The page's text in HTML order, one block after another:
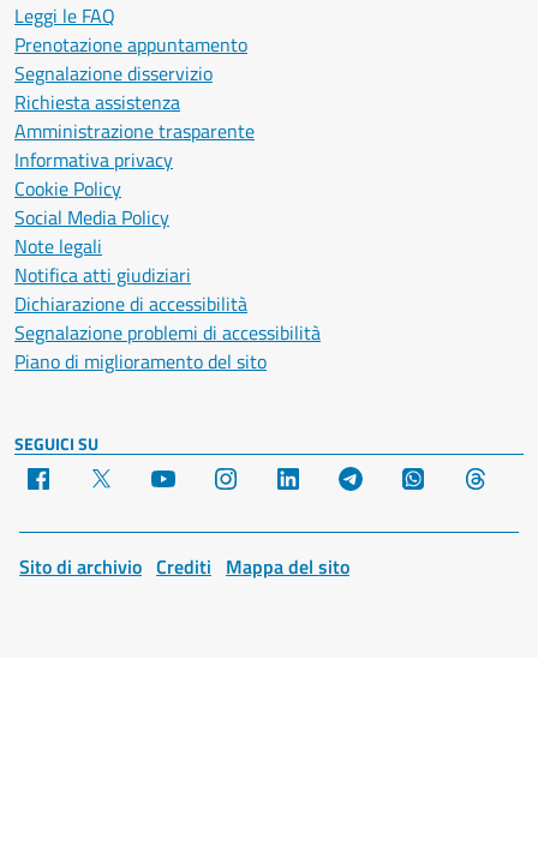
Leggi le FAQ
Prenotazione appuntamento
Segnalazione disservizio
Richiesta assistenza
Amministrazione trasparente
Informativa privacy
Cookie Policy
Social Media Policy
Note legali
Notifica atti giudiziari
Dichiarazione di accessibilità
Segnalazione problemi di accessibilità
Piano di miglioramento del sito
SEGUICI SU
Facebook YouTube Instagram LinkedIn Telegram WhatsApp
Sito di archivio Crediti Mappa del sito